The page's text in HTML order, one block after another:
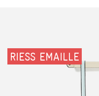
RIESS EMAILLE